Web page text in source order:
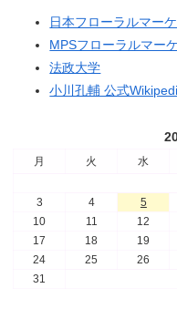
日本フローラルマー
MPSフローラルマー
法政大学
小川孔輔 公式
月 火 水
3
4 5
10
11 12
17
18 19
24
25 26
31